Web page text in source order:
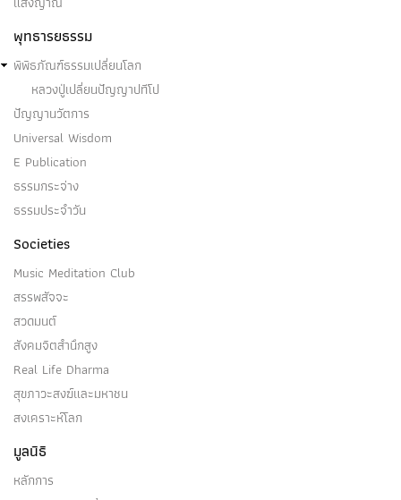
พุทธารยธรรม
พิพิธภัณฑ์ธรรมเปลี่ยนโลก
หลวงปู่เปลี่ยนปัญญาปทีโป
ปัญญานวัตการ
Universal Wisdom
E Publication
ธรรมกระจ่าง
ธรรมประจำวัน
Societies
Music Meditation Club
สรรพสัจจะ
สวดมนต์
สังคมจิตสำนึกสูง
Real Life Dharma
สุขภาวะสงฆ์และมหาชน
สงเคราะห์โลก
มูลนิธิ
หลักการ